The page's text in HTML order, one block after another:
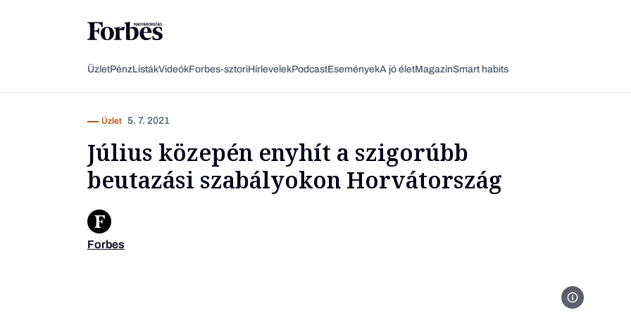
ÜzletPénzListákVideókForbes-sztoriHírlevelekPodcastEseményekA jó életMagazinSmart habits
Dubrovnik
Üzlet 5. 7. 2021
Július közepén enyhít a szigorúbb
beutazási szabályokon Horvátország
Forbes